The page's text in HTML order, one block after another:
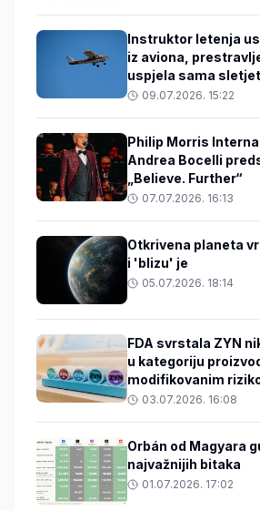
Instruktor letenja
iz aviona,
uspjela sama
09.07.2026. 15:22
Philip Morris
Andrea Bocelli
„Believe. Further“
07.07.2026. 16:13
Otkrivena planeta
i 'blizu' je
05.07.2026. 18:14
FDA svrstala ZYN
u kategoriju
modifikovanim
03.07.2026. 16:08
Orbán od Magyara
najvažnijih bitaka
01.07.2026. 17:02